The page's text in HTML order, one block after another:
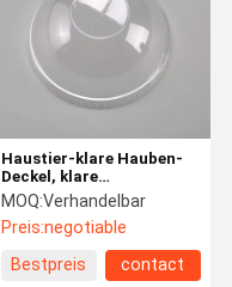
Haustier-klare Hauben-
Deckel, klare
Plastikhauben-Deckel zur
Schalen-Behälter-
Sicherheit
MOQ:Verhandelbar
Preis:negotiable
Bestpreis
contact